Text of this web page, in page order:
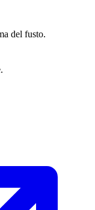
del fusto.